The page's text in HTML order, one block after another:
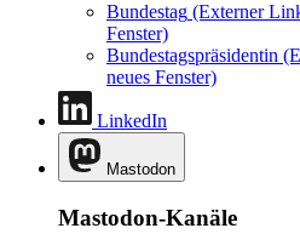
Bundestag (Externer
Fenster)
Bundestagspräsidentin
neues Fenster)
LinkedIn
Mastodon
Mastodon-Kanäle